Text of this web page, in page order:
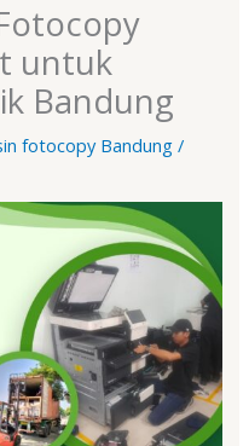
untuk
Bandung
fotocopy Bandung /